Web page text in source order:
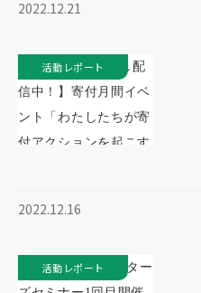
2022.12.21
2022.12.16
活動レポート
活動レポート